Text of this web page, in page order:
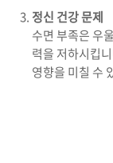
정신 건강 문제
수면 부족은 우
력을 저하시킵
영향을 미칠 수